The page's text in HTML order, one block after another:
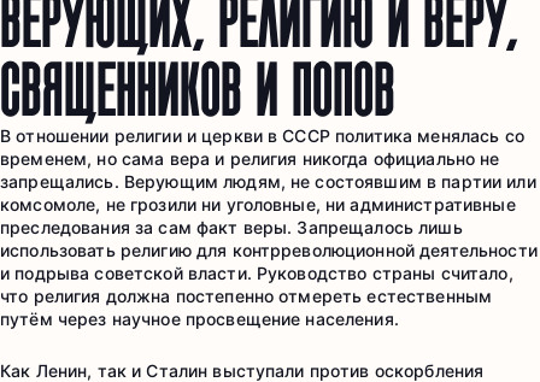
ВЕРУЮЩИХ, РЕЛИГИЮ И ВЕРУ,
СВЯЩЕННИКОВ И ПОПОВ
В отношении религии и церкви в СССР политика менялась со
временем, но сама вера и религия никогда официально не
запрещались. Верующим людям, не состоявшим в партии или
комсомоле, не грозили ни уголовные, ни административные
преследования за сам факт веры. Запрещалось лишь
использовать религию для контрреволюционной деятельности
и подрыва советской власти. Руководство страны считало,
что религия должна постепенно отмереть естественным
путём через научное просвещение населения.
Как Ленин, так и Сталин выступали против оскорбления